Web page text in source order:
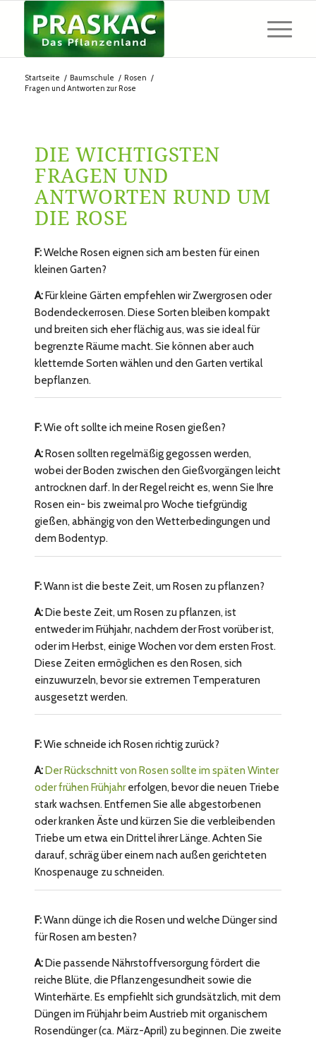
Startseite / Baumschule / Rosen /
Fragen und Antworten zur Rose
DIE WICHTIGSTEN
FRAGEN UND
ANTWORTEN RUND UM
DIE ROSE
F:Welche Rosen eignen sich am besten für einen
kleinen Garten?
A:Für kleine Gärten empfehlen wir Zwergrosen oder
Bodendeckerrosen. Diese Sorten bleiben kompakt
und breiten sich eher flächig aus, was sie ideal für
begrenzte Räume macht. Sie können aber auch
kletternde Sorten wählen und den Garten vertikal
bepflanzen.
F:Wie oft sollte ich meine Rosen gießen?
A:Rosen sollten regelmäßig gegossen werden,
wobei der Boden zwischen den Gießvorgängen leicht
antrocknen darf. In der Regel reicht es, wenn Sie Ihre
Rosen ein- bis zweimal pro Woche tiefgründig
gießen, abhängig von den Wetterbedingungen und
dem Bodentyp.
F:Wann ist die beste Zeit, um Rosen zu pflanzen?
A:Die beste Zeit, um Rosen zu pflanzen, ist
entweder im Frühjahr, nachdem der Frost vorüber ist,
oder im Herbst, einige Wochen vor dem ersten Frost.
Diese Zeiten ermöglichen es den Rosen, sich
einzuwurzeln, bevor sie extremen Temperaturen
ausgesetzt werden.
F:Wie schneide ich Rosen richtig zurück?
A:Der Rückschnitt von Rosen sollte im späten Winter
oder frühen Frühjahrerfolgen, bevor die neuen Triebe
stark wachsen. Entfernen Sie alle abgestorbenen
oder kranken Äste und kürzen Sie die verbleibenden
Triebe um etwa ein Drittel ihrer Länge. Achten Sie
darauf, schräg über einem nach außen gerichteten
Knospenauge zu schneiden.
F:Wann dünge ich die Rosen und welche Dünger sind
für Rosen am besten?
A:Die passende Nährstoffversorgung fördert die
reiche Blüte, die Pflanzengesundheit sowie die
Winterhärte. Es empfiehlt sich grundsätzlich, mit dem
Düngen im Frühjahr beim Austrieb mit organischem
Rosendünger (ca. März-April) zu beginnen. Die zweite